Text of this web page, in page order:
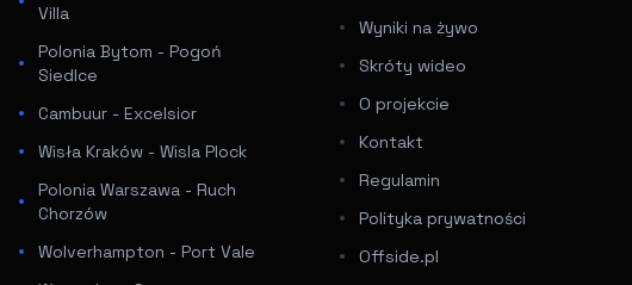
Villa
Polonia Bytom - Pogoń
Siedlce
Cambuur - Excelsior
Wisła Kraków - Wisla Plock
Polonia Warszawa - Ruch
Chorzów
Wolverhampton - Port Vale
Wyniki na żywo
Skróty wideo
O projekcie
Kontakt
Regulamin
Polityka prywatności
Offside.pl